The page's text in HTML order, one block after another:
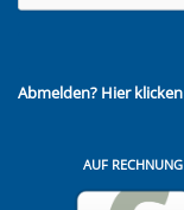
Abmelden? Hier
AUF RECHNUNG